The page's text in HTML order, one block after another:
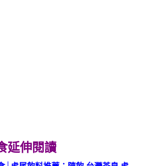
延伸閱讀